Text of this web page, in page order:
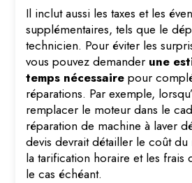
Il inclut aussi les taxes et les
supplémentaires, tels que le
technicien. Pour éviter les
vous pouvez demander une
temps nécessairepour
réparations. Par exemple,
remplacer le moteur dans le
réparation de machine à laver
devis devrait détailler le coût du
la tarification horaire et les frais
le cas échéant.